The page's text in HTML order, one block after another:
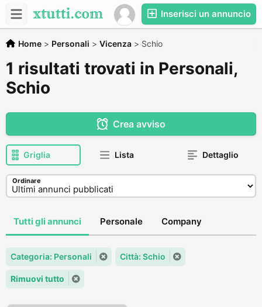
Inserisci un annuncio
Home > Personali > Vicenza > Schio
1 risultati trovati in Personali,
Schio
Crea avviso
Griglia Lista Dettaglio
Ordinare
Tutti gli annunci Personale Company
Categoria: Personali Città: Schio
Rimuovi tutto